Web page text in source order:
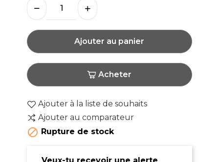
Ajouter au panier
Acheter
Ajouter à la liste de souhaits
Ajouter au comparateur
 Rupture de stock
Veux-tu recevoir une alerte